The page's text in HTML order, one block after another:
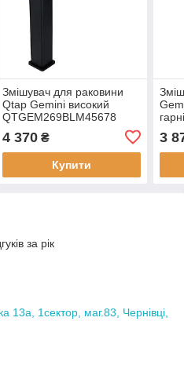
Змішувач для раковини
Qtap Gemini високий
QTGEM269BLM45678
4 370₴
Купити
3
за рік
13а, 1сектор, маг.83, Чернівці,